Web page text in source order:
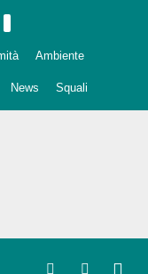
Ambiente
News Squali